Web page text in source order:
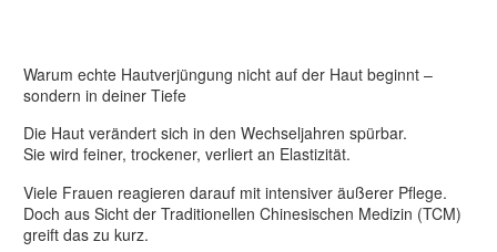
Warum echte Hautverjüngung nicht auf der Haut beginnt –
sondern in deiner Tiefe
Die Haut verändert sich in den Wechseljahren spürbar.
Sie wird feiner, trockener, verliert an Elastizität.
Viele Frauen reagieren darauf mit intensiver äußerer Pflege.
Doch aus Sicht der Traditionellen Chinesischen Medizin (TCM)
greift das zu kurz.